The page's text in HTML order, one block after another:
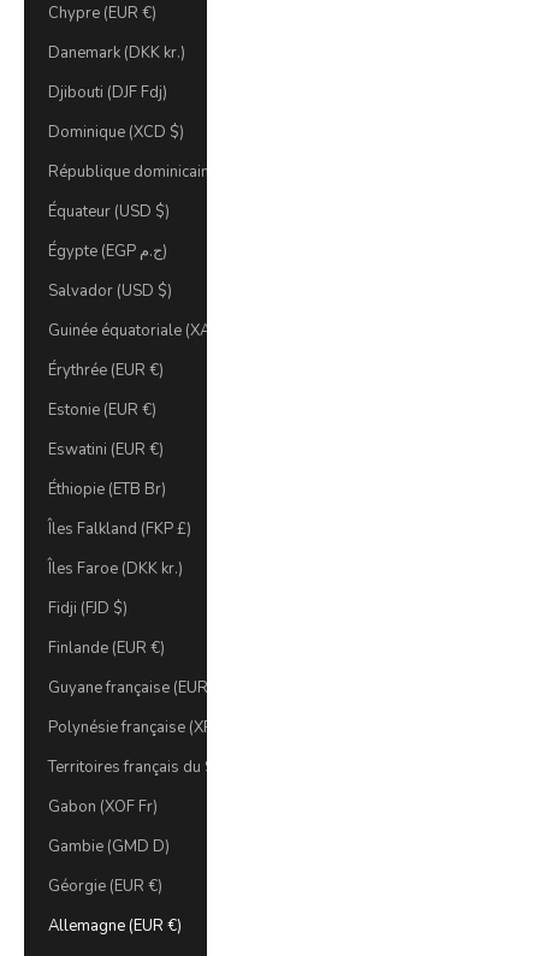
Chypre (EUR €)
Danemark (DKK kr.)
Djibouti (DJF Fdj)
Dominique (XCD $)
République dominicaine (DOP $)
Équateur (USD $)
Égypte (EGP ج.م)
Salvador (USD $)
Guinée équatoriale (XAF CFA)
Érythrée (EUR €)
Estonie (EUR €)
Eswatini (EUR €)
Éthiopie (ETB Br)
Îles Falkland (FKP £)
Îles Faroe (DKK kr.)
Fidji (FJD $)
Finlande (EUR €)
Guyane française (EUR €)
Polynésie française (XPF Fr)
Territoires français du Sud (EUR €)
Gabon (XOF Fr)
Gambie (GMD D)
Géorgie (EUR €)
Allemagne (EUR €)